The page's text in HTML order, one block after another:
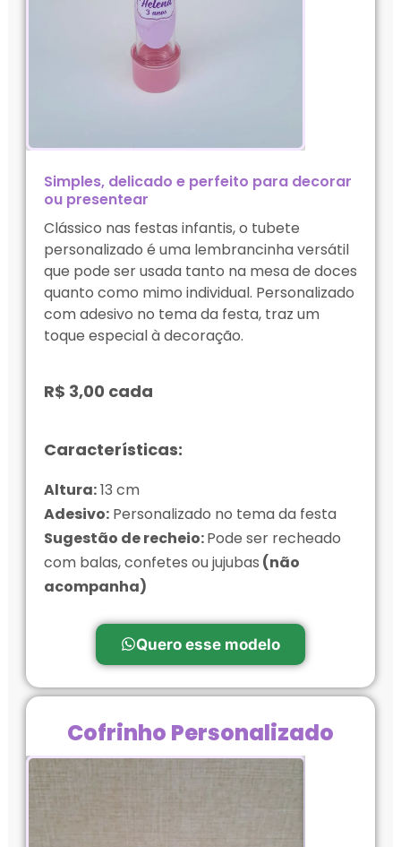
Simples, delicado e perfeito para decorar
ou presentear
Clássico nas festas infantis, o tubete
personalizado é uma lembrancinha versátil
que pode ser usada tanto na mesa de doces
quanto como mimo individual. Personalizado
com adesivo no tema da festa, traz um
toque especial à decoração.
R$ 3,00 cada
Características:
Altura:13 cm
Adesivo:Personalizado no tema da festa
Sugestão de recheio:Pode ser recheado
com balas, confetes ou jujubas (não
acompanha)
Quero esse modelo
Cofrinho Personalizado